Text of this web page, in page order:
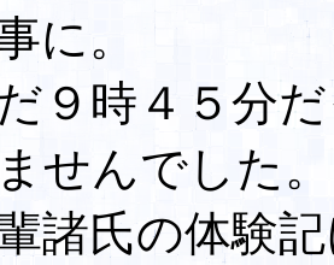
に。
９時４５分
せんでした。
諸氏の体験